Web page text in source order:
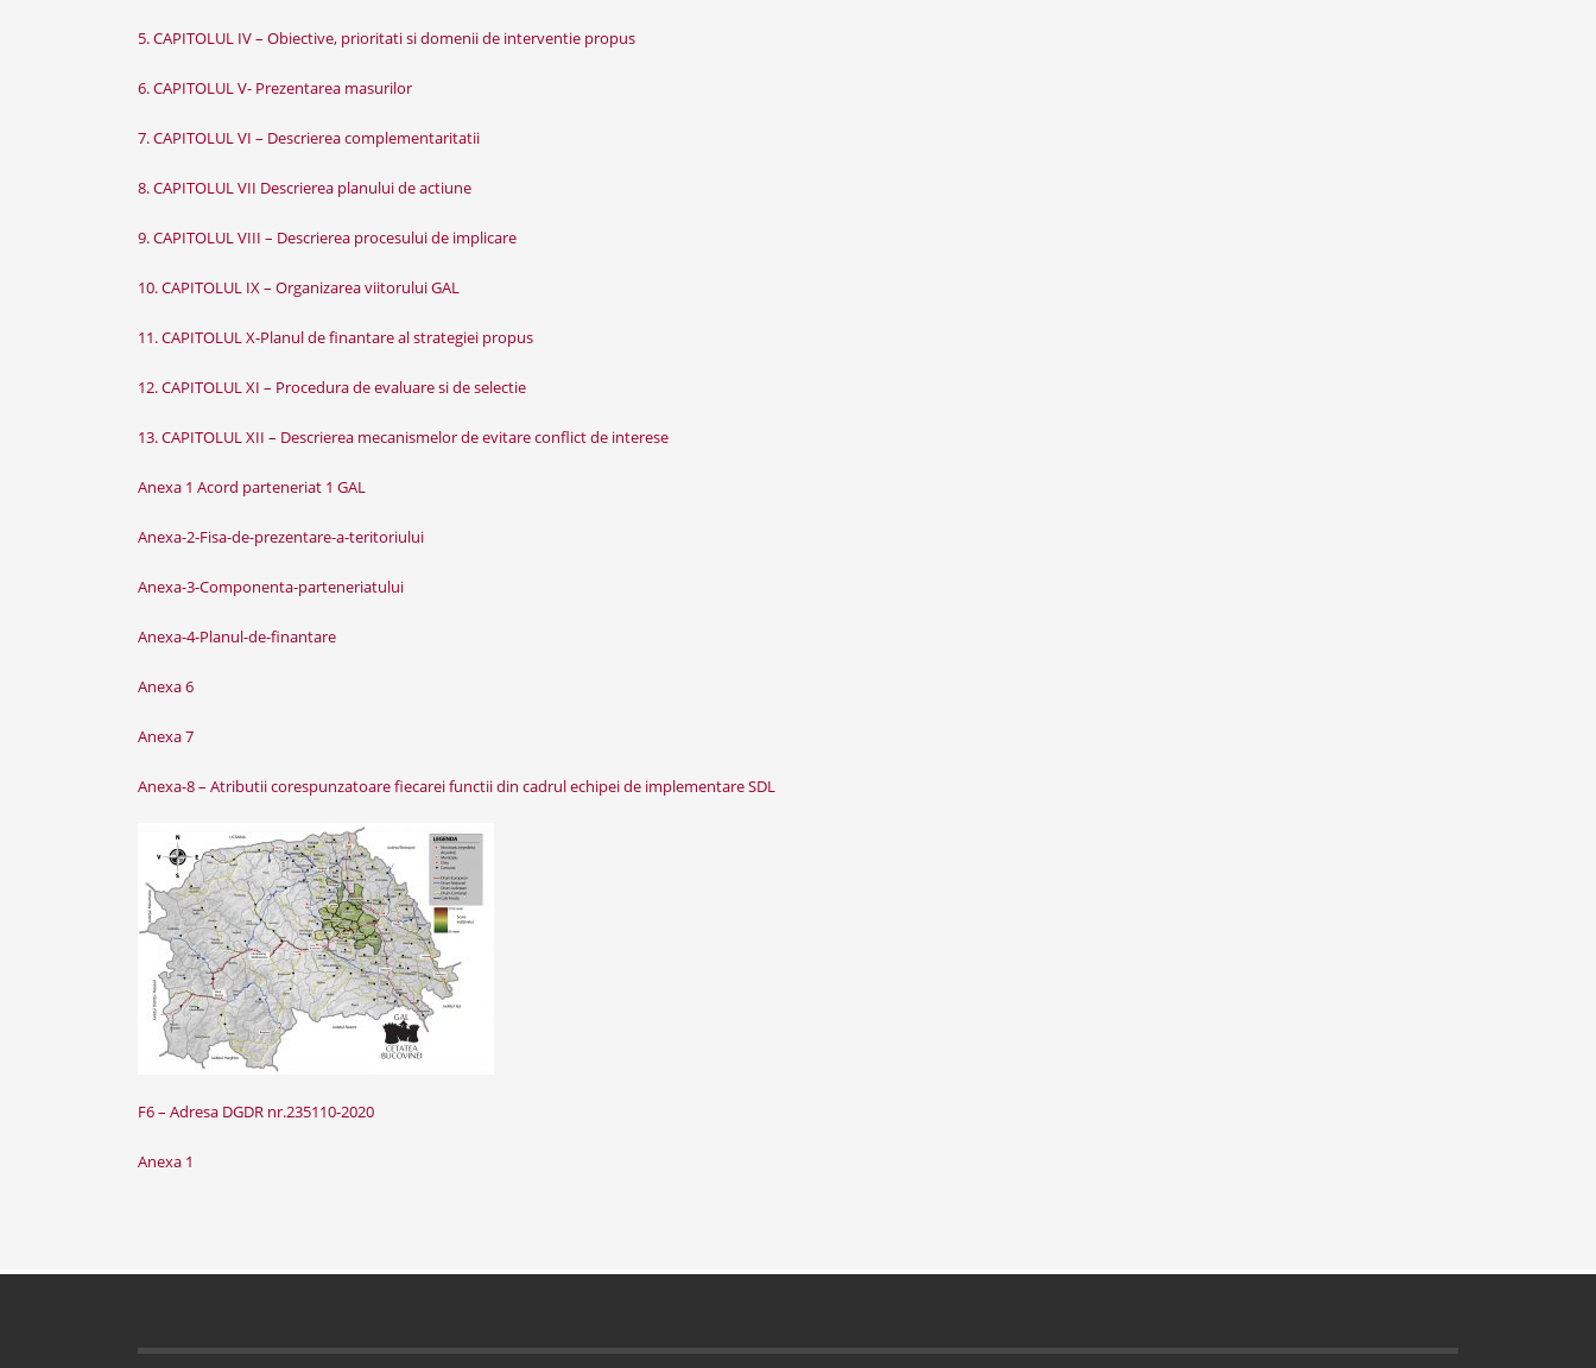
5. CAPITOLUL IV – Obiective, prioritati si domenii de interventie propus
6. CAPITOLUL V- Prezentarea masurilor
7. CAPITOLUL VI – Descrierea complementaritatii
8. CAPITOLUL VII Descrierea planului de actiune
9. CAPITOLUL VIII – Descrierea procesului de implicare
10. CAPITOLUL IX – Organizarea viitorului GAL
11. CAPITOLUL X-Planul de finantare al strategiei propus
12. CAPITOLUL XI – Procedura de evaluare si de selectie
13. CAPITOLUL XII – Descrierea mecanismelor de evitare conflict de interese
Anexa 1 Acord parteneriat 1 GAL
Anexa-2-Fisa-de-prezentare-a-teritoriului
Anexa-3-Componenta-parteneriatului
Anexa-4-Planul-de-finantare
Anexa 6
Anexa 7
Anexa-8 – Atributii corespunzatoare fiecarei functii din cadrul echipei de implementare SDL
F6 – Adresa DGDR nr.235110-2020
Anexa 1